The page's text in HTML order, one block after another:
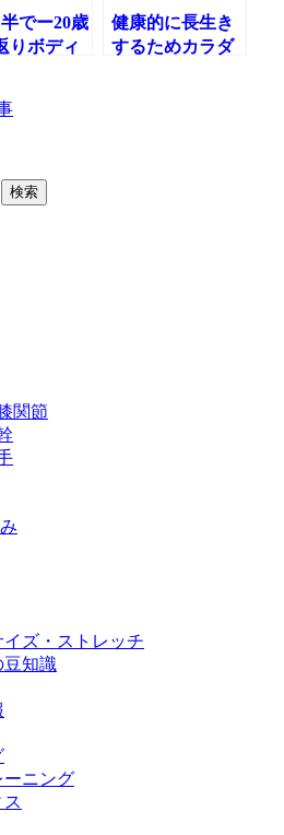
でー20歳
りボディ
健康的に長生き
するためカラダ
検索
関節
ズ・ストレッチ
豆知識
ーニング